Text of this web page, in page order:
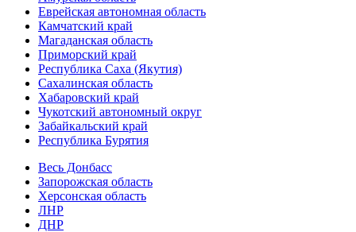
Еврейская автономная область
Камчатский край
Магаданская область
Приморский край
Республика Саха (Якутия)
Сахалинская область
Хабаровский край
Чукотский автономный округ
Забайкальский край
Республика Бурятия
Весь Донбасс
Запорожская область
Херсонская область
ЛНР
ДНР